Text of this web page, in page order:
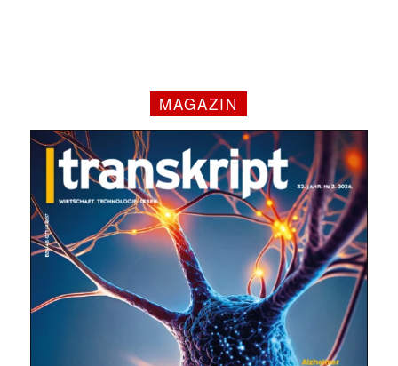
MAGAZIN